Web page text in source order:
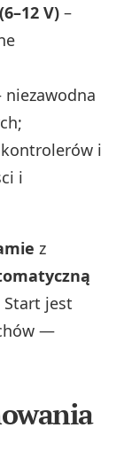
V) –
niezawodna
i
i
z
jest
—